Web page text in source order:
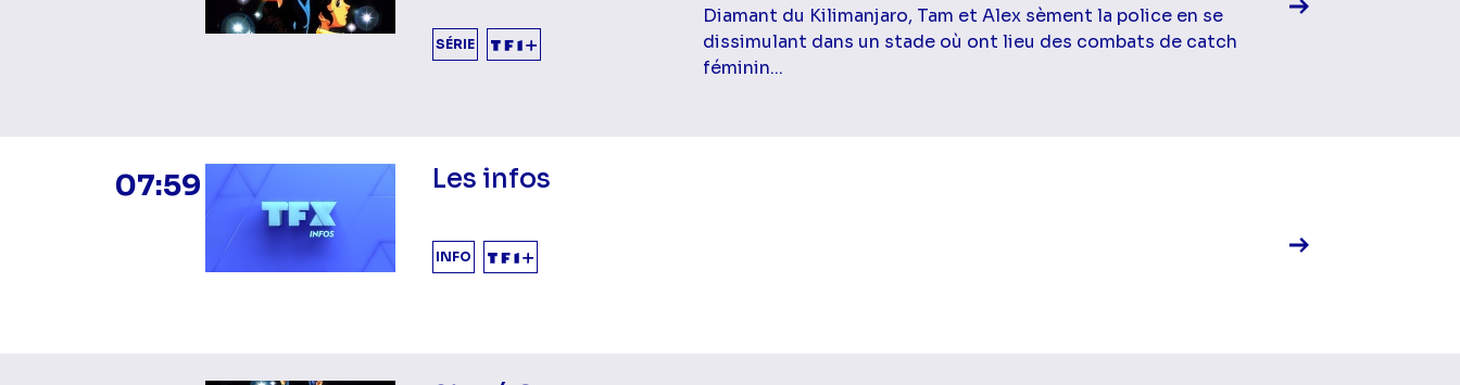
SÉRIE
Diamant du Kilimanjaro, Tam et Alex sèment la police en se
dissimulant dans un stade où ont lieu des combats de catch
féminin...
07:59 Les infos
INFO